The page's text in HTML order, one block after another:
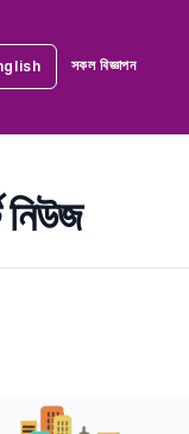
সকল বিজ্ঞাপন
নিউজ